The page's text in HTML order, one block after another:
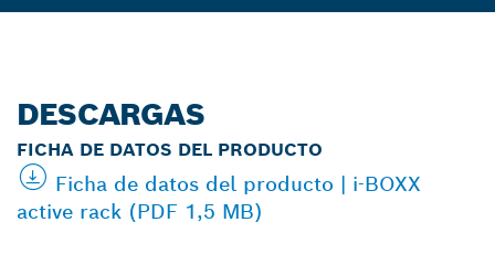
DESCARGAS
FICHA DE DATOS DEL PRODUCTO
Ficha de datos del producto | i-BOXX
active rack (PDF 1,5 MB)